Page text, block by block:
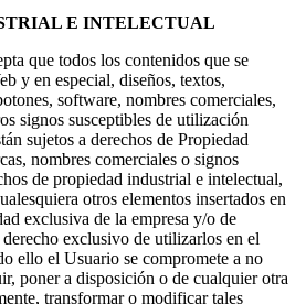
E INTELECTUAL
que todos los contenidos que se
y en especial, diseños, textos,
software, nombres comerciales,
signos susceptibles de utilización
sujetos a derechos de Propiedad
nombres comerciales o signos
de propiedad industrial e intelectual,
otros elementos insertados en
exclusiva de la empresa y/o de
exclusivo de utilizarlos en el
ello el Usuario se compromete a no
poner a disposición o de cualquier otra
transformar o modificar tales